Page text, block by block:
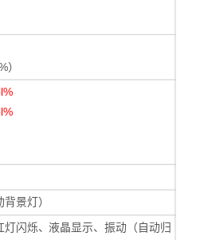
）
景灯）
灯闪烁、液晶显示、振动（自动归